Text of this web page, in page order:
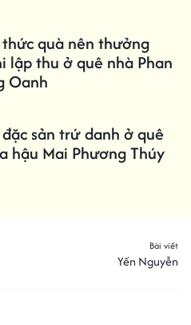
quà nên thưởng
lập thu ở quê nhà Phan
Oanh
sản trứ danh ở quê
hậu Mai Phương Thúy
Bài viết
Yến Nguyễn